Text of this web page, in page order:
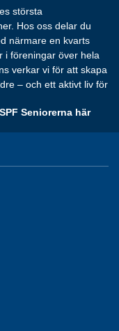
största
Hos oss delar du
närmare en kvarts
i föreningar över hela
verkar vi för att skapa
– och ett aktivt liv för
Seniorerna här